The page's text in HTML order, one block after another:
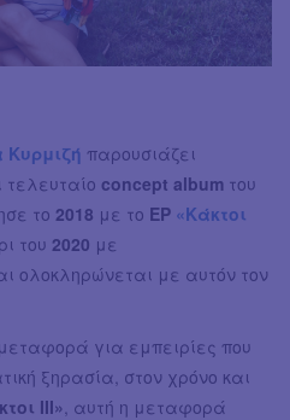
Κυρμιζή παρουσιάζει
τελευταίο concept album του
το 2018 με το EP «Κάκτοι
του 2020 με
ολοκληρώνεται με αυτόν τον
για εμπειρίες που
ξηρασία, στον χρόνο και
ΙΙΙ» , αυτή η μεταφορά